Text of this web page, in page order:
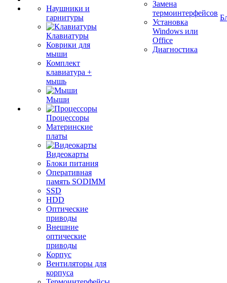
Наушники и
гарнитуры
Клавиатуры
Коврики для
мыши
Комплект
клавиатура +
мышь
Мыши
Процессоры
Материнские
платы
Видеокарты
Блоки питания
Оперативная
память SODIMM
SSD
HDD
Оптические
приводы
Внешние
оптические
приводы
Корпус
Вентиляторы для
корпуса
Замена
термоинтерфейсов
Установка
Windows или
Office
Диагностика